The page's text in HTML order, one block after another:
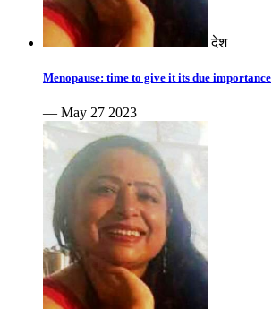
देश
Menopause: time to give it its due importance
— May 27 2023